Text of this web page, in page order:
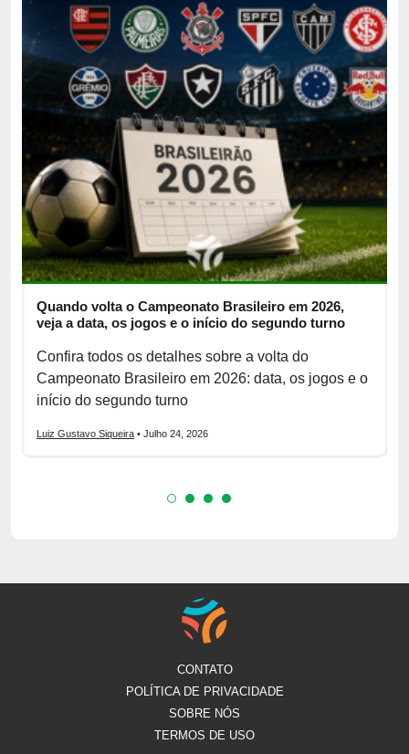
Quando volta o Campeonato Brasileiro em 2026,
veja a data, os jogos e o início do segundo turno
Confira todos os detalhes sobre a volta do
Campeonato Brasileiro em 2026: data, os jogos e o
início do segundo turno
Luiz Gustavo Siqueira • Julho 24, 2026
CONTATO
POLÍTICA DE PRIVACIDADE
SOBRE NÓS
TERMOS DE USO